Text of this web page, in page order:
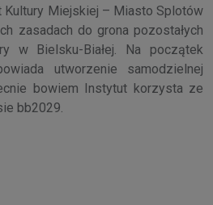
Kultury Miejskiej – Miasto Splotów
zasadach do grona pozostałych
w Bielsku-Białej. Na początek
utworzenie samodzielnej
bowiem Instytut korzysta ze
bb2029.